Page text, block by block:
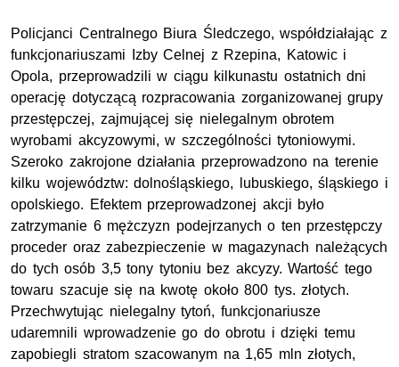
Policjanci Centralnego Biura Śledczego, współdziałając z
funkcjonariuszami Izby Celnej z Rzepina, Katowic i
Opola, przeprowadzili w ciągu kilkunastu ostatnich dni
operację dotyczącą rozpracowania zorganizowanej grupy
przestępczej, zajmującej się nielegalnym obrotem
wyrobami akcyzowymi, w szczególności tytoniowymi.
Szeroko zakrojone działania przeprowadzono na terenie
kilku województw: dolnośląskiego, lubuskiego, śląskiego i
opolskiego. Efektem przeprowadzonej akcji było
zatrzymanie 6 mężczyzn podejrzanych o ten przestępczy
proceder oraz zabezpieczenie w magazynach należących
do tych osób 3,5 tony tytoniu bez akcyzy. Wartość tego
towaru szacuje się na kwotę około 800 tys. złotych.
Przechwytując nielegalny tytoń, funkcjonariusze
udaremnili wprowadzenie go do obrotu i dzięki temu
zapobiegli stratom szacowanym na 1,65 mln złotych,